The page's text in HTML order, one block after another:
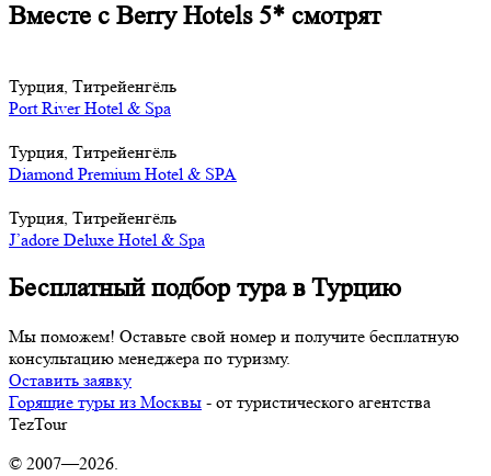
Вместе с Berry Hotels 5* смотрят
Турция, Титрейенгёль
Port River Hotel & Spa
Турция, Титрейенгёль
Diamond Premium Hotel & SPA
Турция, Титрейенгёль
J’adore Deluxe Hotel & Spa
Бесплатный подбор тура в Турцию
Мы поможем! Оставьте свой номер и получите бесплатную
консультацию менеджера по туризму.
Оставить заявку
Горящие туры из Москвы - от туристического агентства
TezTour
© 2007—2026.